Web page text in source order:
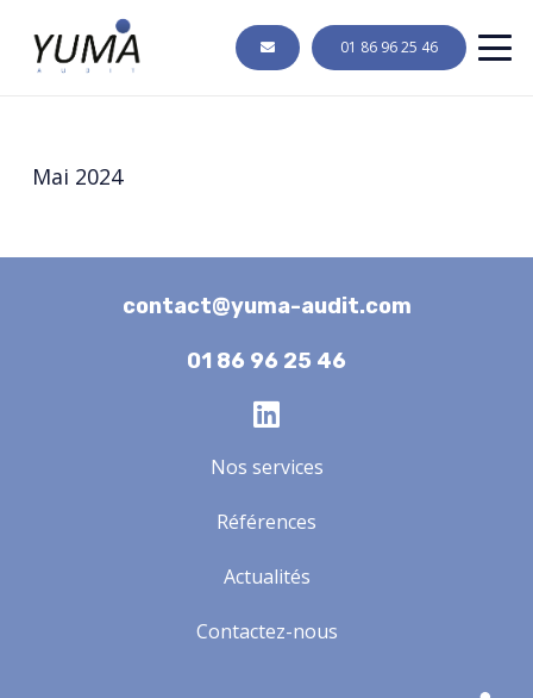
01 86 96 25 46
Mai 2024
01 86 96 25 46
contact@yuma-audit.com
Nos services
Références
Actualités
Contactez-nous